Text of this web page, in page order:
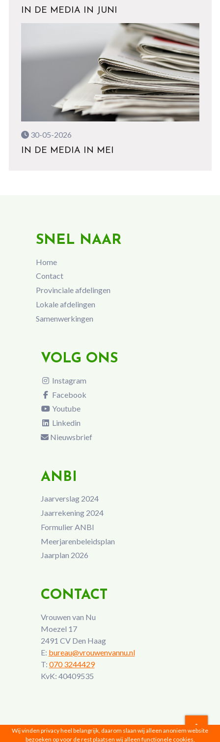
IN DE MEDIA IN JUNI
30-05-2026
IN DE MEDIA IN MEI
SNEL NAAR
Home
Contact
Provinciale afdelingen
Lokale afdelingen
Samenwerkingen
VOLG ONS
Instagram
Facebook
Youtube
Linkedin
Nieuwsbrief
ANBI
Jaarverslag 2024
Jaarrekening 2024
Formulier ANBI
Meerjarenbeleidsplan
Jaarplan 2026
CONTACT
Vrouwen van Nu
Moezel 17
2491 CV Den Haag
E: bureau@vrouwenvannu.nl
T: 070 3244429
KvK: 40409535
Wij vinden privacy heel belangrijk, daarom slaan wij alleen anoniem website
bezoeken op voor de rest plaatsen wij alleen functionele cookies,